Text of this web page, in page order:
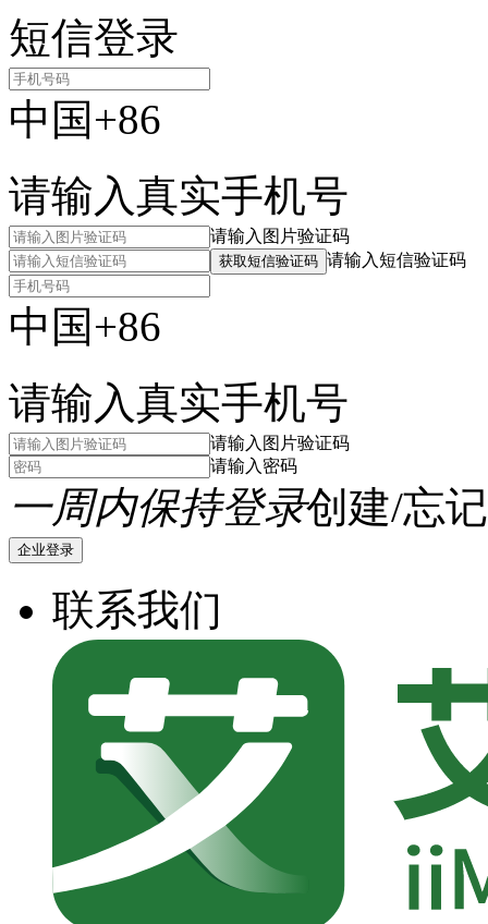
短信登录
中国+86
请输入真实手机号
请输入图片验证码
获取短信验证码 请输入短信验证码
中国+86
请输入真实手机号
请输入图片验证码
请输入密码
一周内保持登录创建/忘
企业登录
联系我们